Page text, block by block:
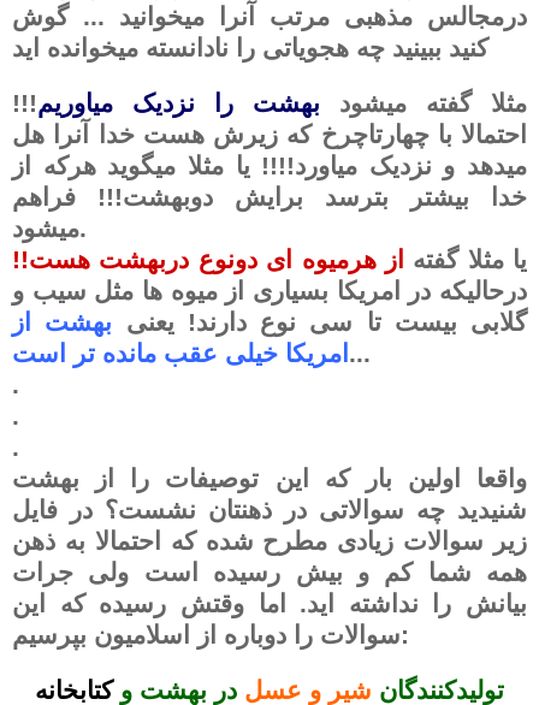
درمجالس مذهبی مرتب آنرا میخوانید ... گوش
کنید ببینید چه هجویاتی را نادانسته میخوانده اید
مثلا گفته میشود بهشت را نزدیک میاوریم!!!
احتمالا با چهارتاچرخ که زیرش هست خدا آنرا هل
میدهد و نزدیک میاورد!!!! یا مثلا میگوید هرکه از
خدا بیشتر بترسد برایش دوبهشت!!! فراهم
میشود.
یا مثلا گفته
از هرمیوه ای دونوع دربهشت هست!!
درحالیکه در امریکا بسیاری از میوه ها مثل سیب و
گلابی بیست تا سی نوع دارند! یعنی بهشت از
امریکا خیلی عقب مانده تر است ...
.
.
.
واقعا اولین بار که این توصیفات را از بهشت
شنیدید چه سوالاتی در ذهنتان نشست؟ در فایل
زیر سوالات زیادی مطرح شده که احتمالا به ذهن
همه شما کم و بیش رسیده است ولی جرات
بیانش را نداشته اید. اما وقتش رسیده که این
سوالات را دوباره از اسلامیون بپرسیم:
تولیدکنندگان شیر و عسل در بهشت وکتابخانه